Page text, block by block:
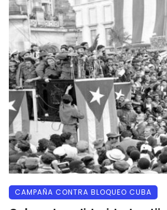
CAMPAÑA CONTRA BLOQUEO CUBA